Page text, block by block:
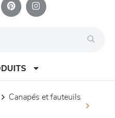
canapés et fauteuils